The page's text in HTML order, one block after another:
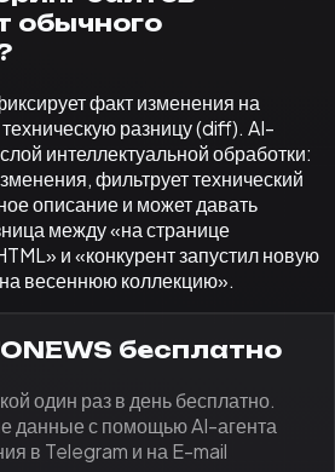
обычного
факт изменения на
разницу (diff). AI-
интеллектуальной обработки:
фильтрует технический
описание и может давать
между «на странице
и «конкурент запустил новую
весеннюю коллекцию».
бесплатно
один раз в день бесплатно.
данные с помощью AI-агента
в Telegram и на E-mail